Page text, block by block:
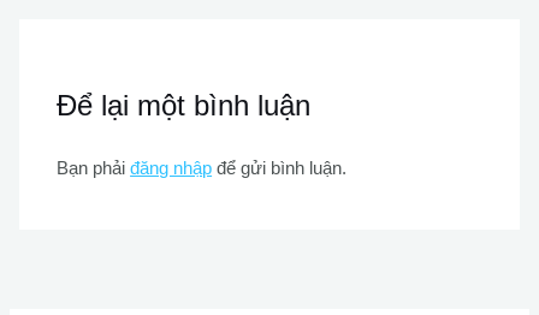
Để lại một bình luận
Bạn phảiđăng nhập để gửi bình luận.